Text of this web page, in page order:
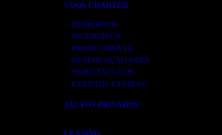
VOOS CHARTER
DESPORTOS
INCENTIVOS
PRODUTORAS E
DESLOCAÇÃO PARA
ESPECTÁCULOS
EVENTOS E FEIRAS
JACTOS PRIVADOS
LEASING